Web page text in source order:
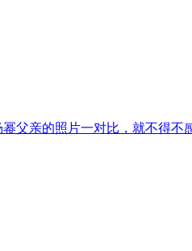
父亲的照片一对比，就不得不